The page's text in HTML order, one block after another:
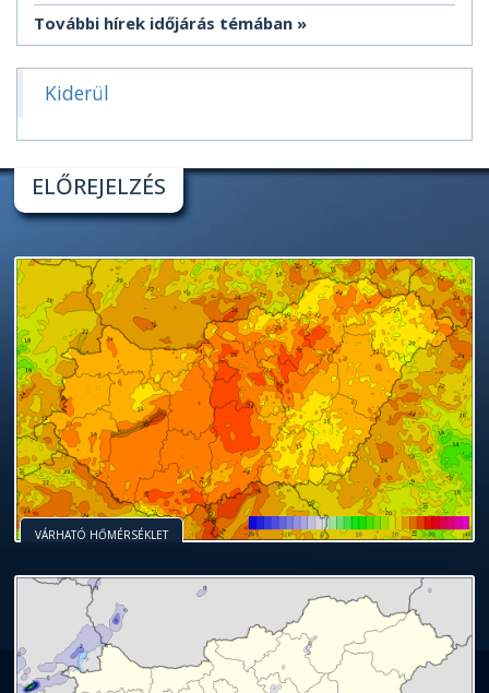
További hírek időjárás témában
Kiderül
ELŐREJELZÉS
VÁRHATÓ HŐMÉRSÉKLET